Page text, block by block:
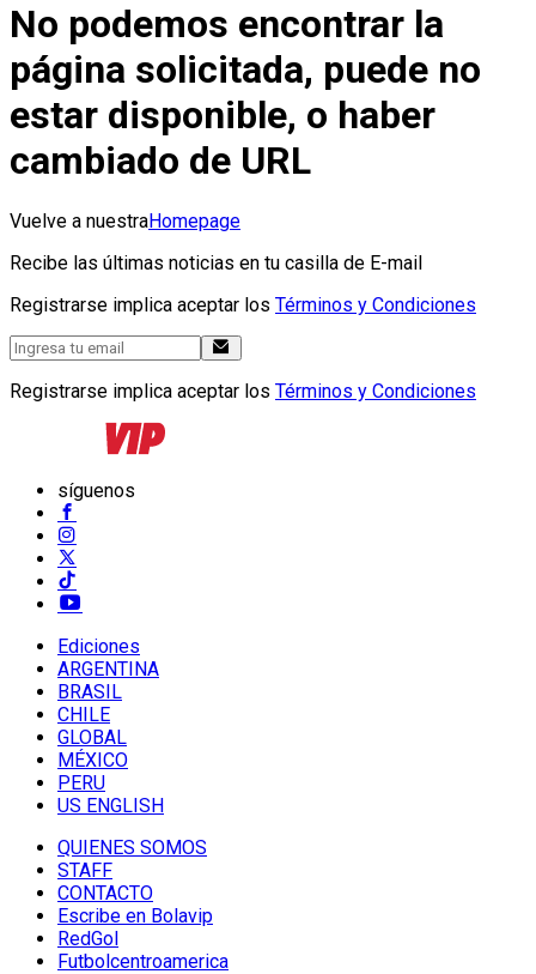
No podemos encontrar la
página solicitada, puede no
estar disponible, o haber
cambiado de URL
Vuelve a nuestraHomepage
Recibe las últimas noticias en tu casilla de E-mail
Registrarse implica aceptar los Términos y Condiciones
Registrarse implica aceptar los Términos y Condiciones
síguenos
Ediciones
ARGENTINA
BRASIL
CHILE
GLOBAL
MÉXICO
PERU
US ENGLISH
QUIENES SOMOS
STAFF
CONTACTO
Escribe en Bolavip
RedGol
Futbolcentroamerica